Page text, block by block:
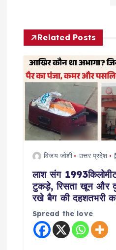
v
g
a
Related Posts
विजय जोशी उत्तर प्रदेश
लाश संग
टुकड़े, रिसता खून और
रखे बैग की दहशतभरी
Spread the love